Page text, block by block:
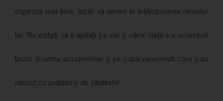
organiza mai bine, încât să venim în întâmpinarea nevoilor
lor. Nu ezitați să îi ajutați pe cei a căror viață s-a schimbat
brusc în urma accidentelor și pe copiii nevinovati care s-au
născut cu probleme de sănătate!